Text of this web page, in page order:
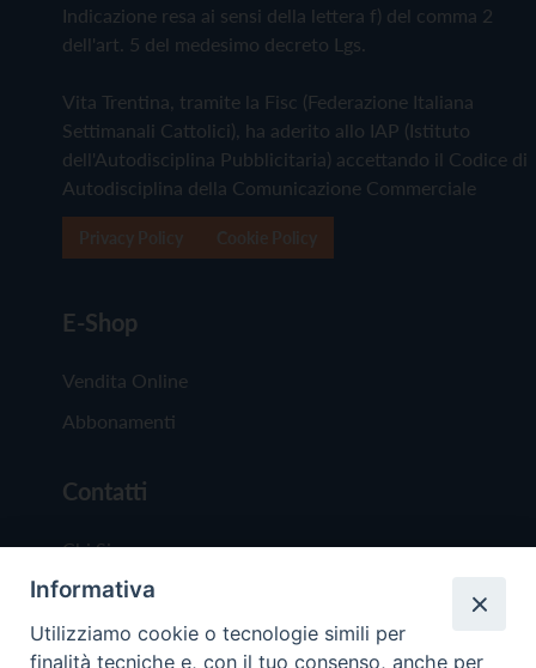
Indicazione resa ai sensi della lettera f) del comma 2
dell'art. 5 del medesimo decreto Lgs.
Vita Trentina, tramite la Fisc (Federazione Italiana
Settimanali Cattolici), ha aderito allo IAP (Istituto
dell'Autodisciplina Pubblicitaria) accettando il Codice di
Autodisciplina della Comunicazione Commerciale
E-Shop
Vendita Online
Abbonamenti
Contatti
Chi Siamo
Redazione
Scrivici
Informativa
Utilizziamo cookie o tecnologie simili per
finalità tecniche e, con il tuo consenso, anche per